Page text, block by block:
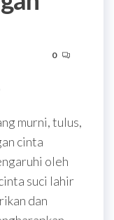
0
murni, tulus,
cinta
oleh
suci lahir
dan